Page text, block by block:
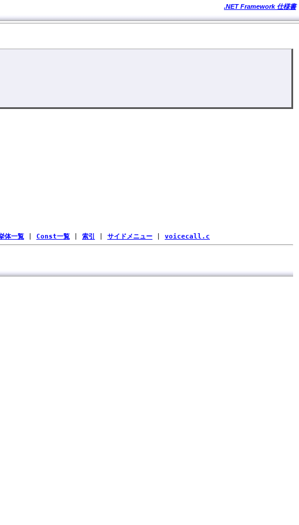
.NET Framework 仕様書
体一覧 Const一覧 索引 サイドメニュー voicecall.c